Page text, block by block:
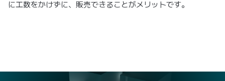
に工数をかけずに、販売できることがメリットです。